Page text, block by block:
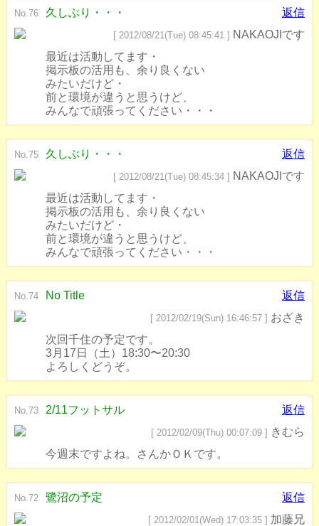
No.76 久しぶり・・・ 返信
[ 2012/08/21(Tue) 08:45:41 ] NAKAOJIです
最近は活動してます・
掲示板の活用も、余り良くない
みたいだけど・
前と環境が違うと思うけど、
みんなで頑張ってください・・・
No.75 久しぶり・・・ 返信
[ 2012/08/21(Tue) 08:45:34 ] NAKAOJIです
最近は活動してます・
掲示板の活用も、余り良くない
みたいだけど・
前と環境が違うと思うけど、
みんなで頑張ってください・・・
No.74 No Title 返信
[ 2012/02/19(Sun) 16:46:57 ] おざき
次回千住の予定です。
3月17日（土）18:30〜20:30
よろしくどうぞ。
No.73 2/11フットサル 返信
[ 2012/02/09(Thu) 00:07:09 ] きむら
今週末ですよね。さんかＯＫです。
No.72 鷺沼の予定 返信
[ 2012/02/01(Wed) 17:03:35 ] 加藤兄